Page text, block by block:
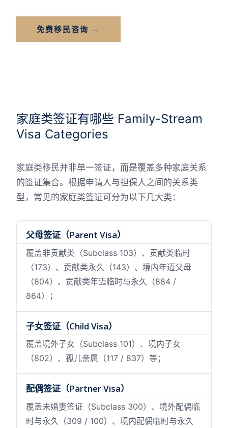
免费移民咨询 →
家庭类签证有哪些 Family-Stream
Visa Categories
家庭类移民并非单一签证，而是覆盖多种家庭关系
的签证集合。根据申请人与担保人之间的关系类
型，常见的家庭类签证可分为以下几大类：
父母签证（Parent Visa）
覆盖非贡献类（Subclass 103）、贡献类临时
（173）、贡献类永久（143）、境内年迈父母
（804）、贡献类年迈临时与永久（884 /
864）；
子女签证（Child Visa）
覆盖境外子女（Subclass 101）、境内子女
（802）、孤儿亲属（117 / 837）等；
配偶签证（Partner Visa）
覆盖未婚妻签证（Subclass 300）、境外配偶临
时与永久（309 / 100）、境内配偶临时与永久